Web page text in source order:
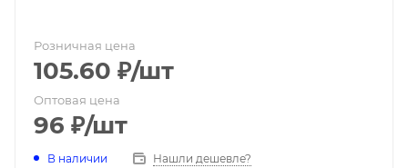
Розничная цена
105.60 ₽/шт
Оптовая цена
96 ₽/шт
В наличии Нашли дешевле?